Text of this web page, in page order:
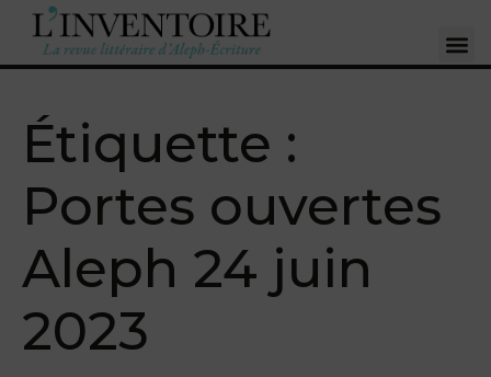
Étiquette :
Portes ouvertes
Aleph 24 juin
2023